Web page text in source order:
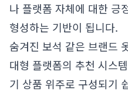
나 플랫폼 자체에 대한 긍
형성하는 기반이 됩니다.
숨겨진 보석 같은 브랜드
대형 플랫폼의 추천 시스
기 상품 위주로 구성되기